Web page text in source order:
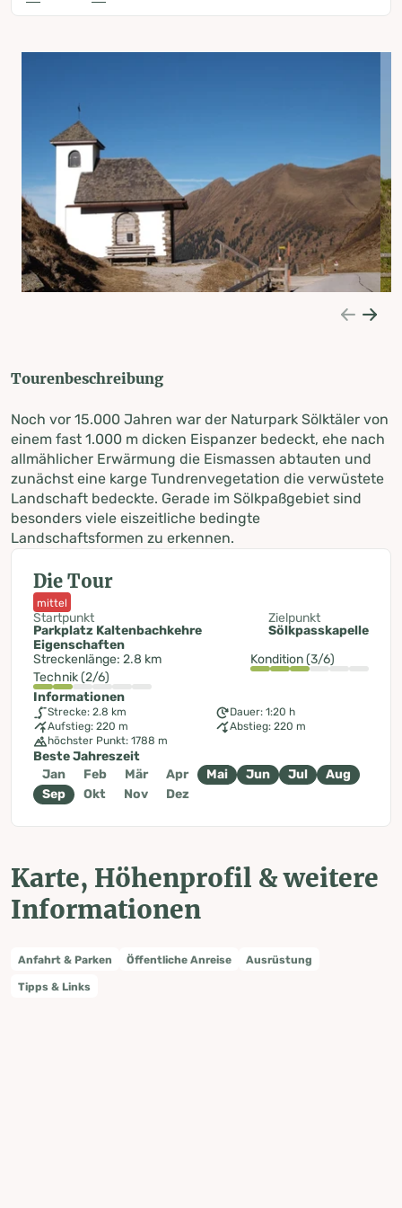
Tourenbeschreibung
Noch vor 15.000 Jahren war der Naturpark Sölktäler von
einem fast 1.000 m dicken Eispanzer bedeckt, ehe nach
allmählicher Erwärmung die Eismassen abtauten und
zunächst eine karge Tundrenvegetation die verwüstete
Landschaft bedeckte. Gerade im Sölkpaßgebiet sind
besonders viele eiszeitliche bedingte
Landschaftsformen zu erkennen.
Die Tour
mittel
Startpunkt
Parkplatz Kaltenbachkehre
Zielpunkt
Sölkpasskapelle
Eigenschaften
Streckenlänge: 2.8 km
Kondition (3/6)
Technik (2/6)
Informationen
Strecke: 2.8 km
Dauer: 1:20 h
Aufstieg: 220 m
Abstieg: 220 m
höchster Punkt: 1788 m
Beste Jahreszeit
Jan
Feb Mär Apr Mai Jun Jul
Aug
Sep
Okt Nov Dez
Karte, Höhenprofil & weitere
Informationen
Anfahrt & Parken Öffentliche Anreise Ausrüstung
Tipps & Links